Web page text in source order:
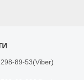
89-53 Viber